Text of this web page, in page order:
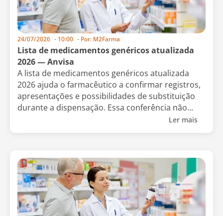
24/07/2026 - 10:00 - Por: M2Farma
Lista de medicamentos genéricos atualizada
2026 — Anvisa
A lista de medicamentos genéricos atualizada
2026 ajuda o farmacêutico a confirmar registros,
apresentações e possibilidades de substituição
durante a dispensação. Essa conferência não...
Ler mais